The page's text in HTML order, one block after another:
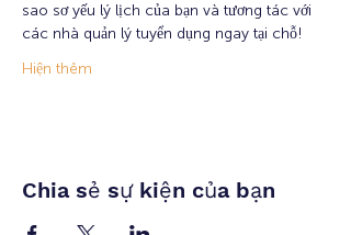
sao sơ yếu lý lịch của bạn và tương tác với
các nhà quản lý tuyển dụng ngay tại chỗ!
Hiện thêm
Chia sẻ sự kiện của bạn